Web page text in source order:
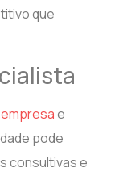
que
e
pode
consultivas e